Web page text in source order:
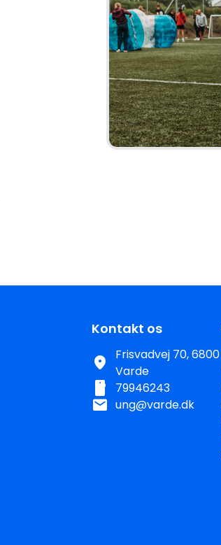
Kontakt os
location_on
Frisvadvej 70, 6800
Varde
smartphone 79946243
mail ung@varde.dk